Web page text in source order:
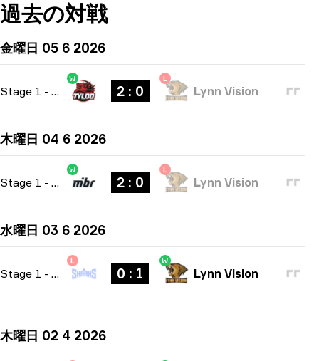
過去の対戦
金曜日 05 6 2026
Stage 1 - bo3
W
2 : 0
L
Lynn Vision
木曜日 04 6 2026
Stage 1 - bo3
W
2 : 0
L
Lynn Vision
水曜日 03 6 2026
Stage 1 - bo1
L
0 : 1
W
Lynn Vision
木曜日 02 4 2026